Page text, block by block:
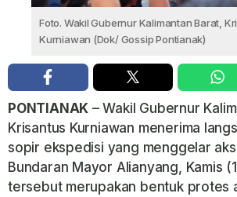
Foto. Wakil Gubernur Kalimantan Barat,
Kurniawan (Dok/ Gossip Pontianak)
PONTIANAK – Wakil Gubernur
Krisantus Kurniawan menerima
sopir ekspedisi yang menggelar
Bundaran Mayor Alianyang , Kamis
tersebut merupakan bentuk protes